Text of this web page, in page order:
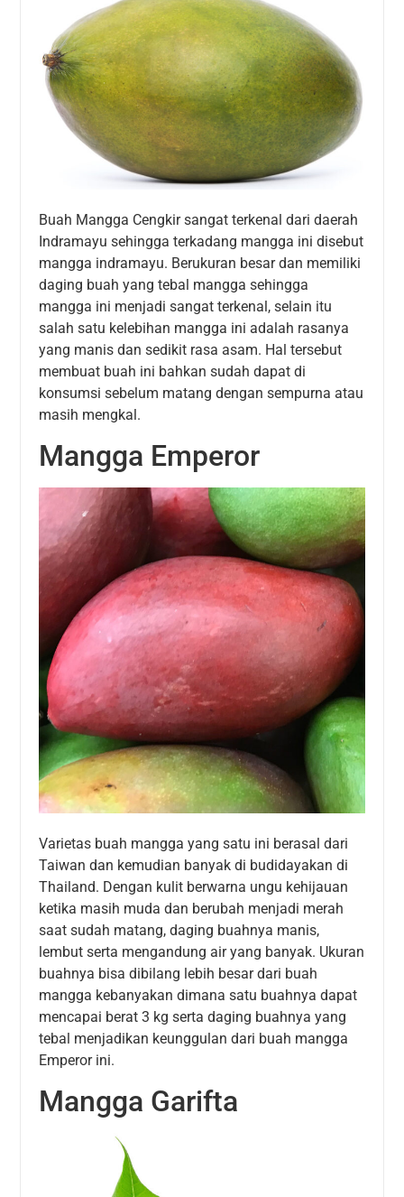
Buah Mangga Cengkir sangat terkenal dari daerah
Indramayu sehingga terkadang mangga ini disebut
mangga indramayu. Berukuran besar dan memiliki
daging buah yang tebal mangga sehingga
mangga ini menjadi sangat terkenal, selain itu
salah satu kelebihan mangga ini adalah rasanya
yang manis dan sedikit rasa asam. Hal tersebut
membuat buah ini bahkan sudah dapat di
konsumsi sebelum matang dengan sempurna atau
masih mengkal.
Mangga Emperor
Varietas buah mangga yang satu ini berasal dari
Taiwan dan kemudian banyak di budidayakan di
Thailand. Dengan kulit berwarna ungu kehijauan
ketika masih muda dan berubah menjadi merah
saat sudah matang, daging buahnya manis,
lembut serta mengandung air yang banyak. Ukuran
buahnya bisa dibilang lebih besar dari buah
mangga kebanyakan dimana satu buahnya dapat
mencapai berat 3 kg serta daging buahnya yang
tebal menjadikan keunggulan dari buah mangga
Emperor ini.
Mangga Garifta